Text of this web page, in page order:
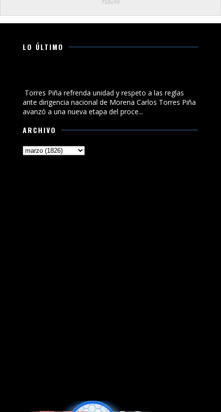
LO ÚLTIMO
Torres Piña refrenda unidad y respeto a las reglas
ante dirigencia nacional de Morena Carlos Torres Piña
avanzó a una nueva etapa del proce...
ARCHIVO